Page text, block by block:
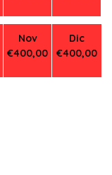
Nov
€400,00
Dic
€400,00